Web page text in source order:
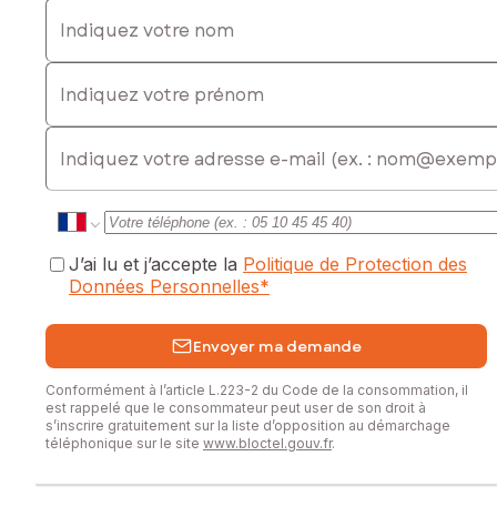
Indiquez votre nom
Indiquez votre prénom
E-mail
J’ai lu et j’accepte la Politique de Protection des
Données Personnelles*
Envoyer ma demande
Conformément à l’article L.223-2 du Code de la consommation, il
est rappelé que le consommateur peut user de son droit à
s’inscrire gratuitement sur la liste d’opposition au démarchage
téléphonique sur le site www.bloctel.gouv.fr.